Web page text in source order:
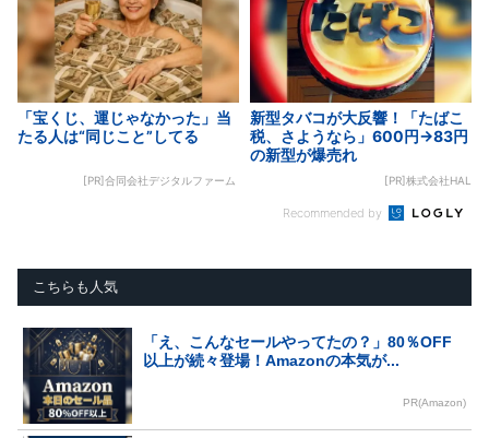
「宝くじ、運じゃなかった」当
たる人は“同じこと”してる
[PR]合同会社デジタルファーム
新型タバコが大反響！「たばこ
税、さようなら」600円→83円
の新型が爆売れ
[PR]株式会社HAL
Recommended by
こちらも人気
「え、こんなセールやってたの？」80％OFF
以上が続々登場！Amazonの本気が...
PR(Amazon)